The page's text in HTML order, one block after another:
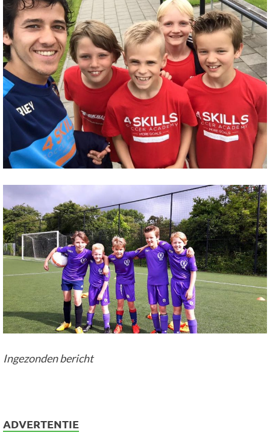
Ingezonden bericht
ADVERTENTIE